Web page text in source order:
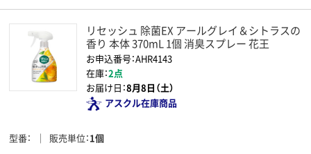
リセッシュ 除菌EX アールグレイ＆シトラスの
香り 本体 370mL 1個 消臭スプレー 花王
お申込番号：AHR4143
在庫：2点
お届け日：8月8日（土）
アスクル在庫商品
型番 販売単位 1個